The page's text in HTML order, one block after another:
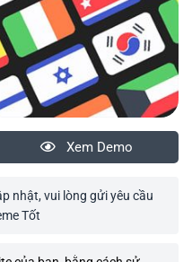
Xem Demo
nhật, vui lòng gửi yêu cầu
Tốt